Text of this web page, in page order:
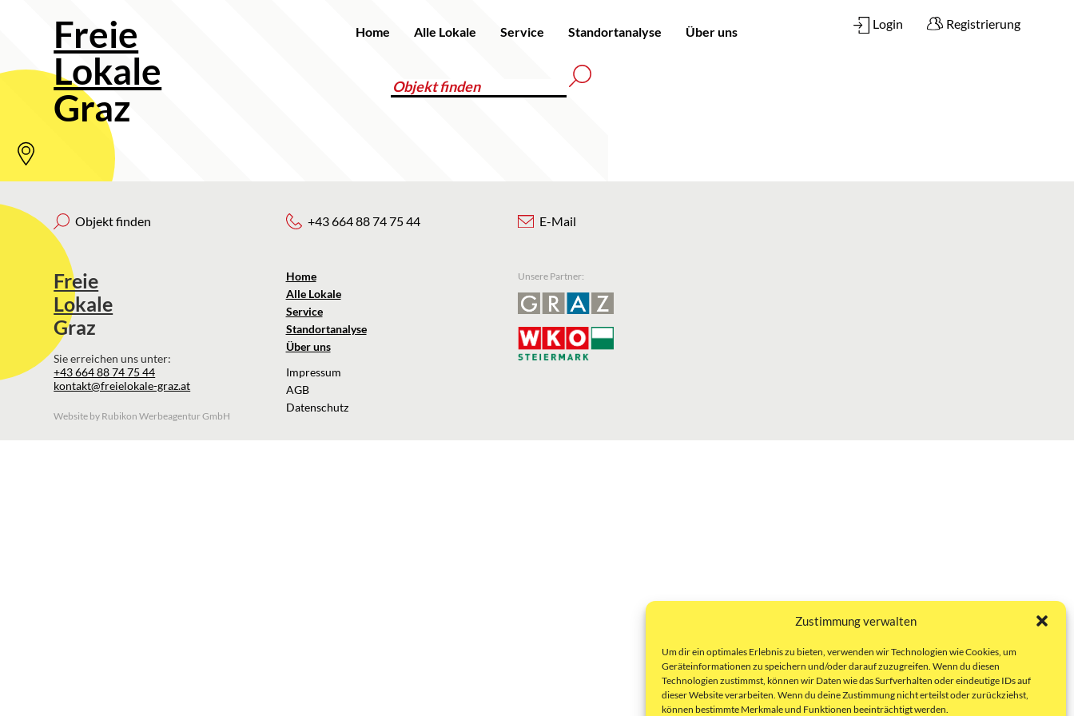
Zustimmung verwalten
Um dir ein optimales Erlebnis zu bieten, verwenden wir Technologien wie Cookies, um
Geräteinformationen zu speichern und/oder darauf zuzugreifen. Wenn du diesen
Technologien zustimmst, können wir Daten wie das Surfverhalten oder eindeutige IDs auf
dieser Website verarbeiten. Wenn du deine Zustimmung nicht erteilst oder zurückziehst,
können bestimmte Merkmale und Funktionen beeinträchtigt werden.
Freie
Lokale
Graz
Home Alle Lokale Service Standortanalyse Über uns
Login Registrierung
Objekt finden
Freie
Lokale
Graz
Sie erreichen uns unter:
+43 664 88 74 75 44
kontakt@freielokale-graz.at
Website by Rubikon Werbeagentur GmbH
+43 664 88 74 75 44
Home
Alle Lokale
Service
Standortanalyse
Über uns
Impressum
AGB
Datenschutz
E-Mail
Unsere Partner: